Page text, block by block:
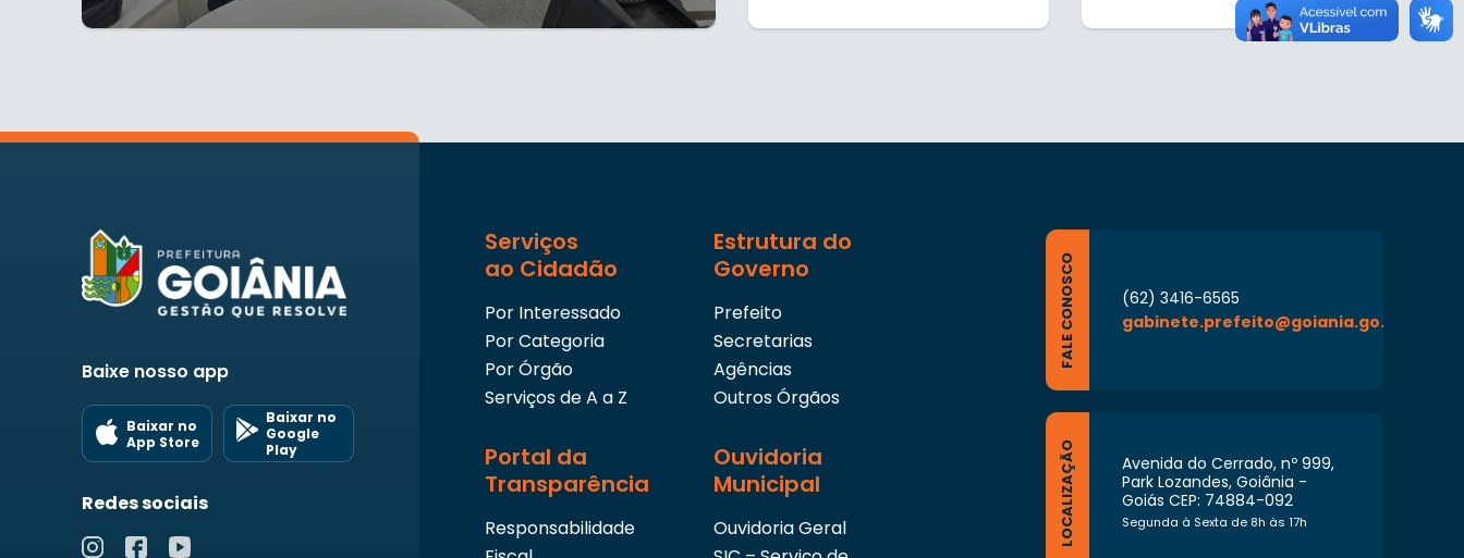
Baixe nosso app
Baixar no
App Store
Baixar no
Google
Play
Redes sociais
Serviços
ao Cidadão
Por Interessado
Por Categoria
Por Órgão
Serviços de A a Z
Estrutura do
Governo
Prefeito
Secretarias
Agências
Outros Órgãos
Portal da
Transparência
Responsabilidade
Ouvidoria
Municipal
Ouvidoria Geral
FALE CONOSCO
(62) 3416-6565
gabinete.prefeito@goiania.go.gov.br
LOCALIZAÇÃO
Avenida do Cerrado, nº 999,
Park Lozandes, Goiânia -
Goiás CEP: 74884-092
Segunda à Sexta de 8h às 17h